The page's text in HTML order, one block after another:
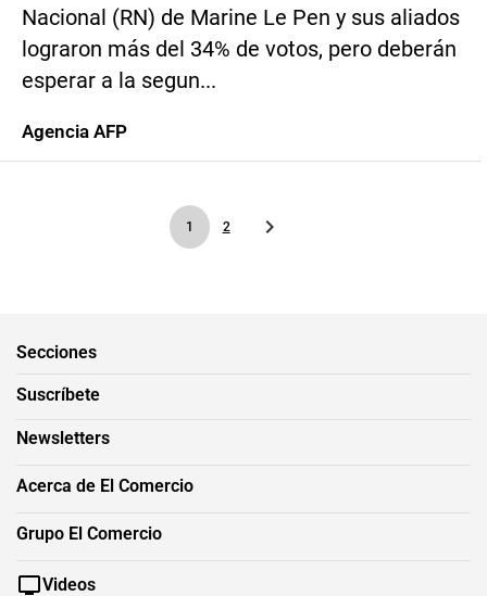
Nacional (RN) de Marine Le Pen y sus aliados
lograron más del 34% de votos, pero deberán
esperar a la segun...
Agencia AFP
1 2
Secciones
Suscríbete
Newsletters
Acerca de El Comercio
Grupo El Comercio
Videos